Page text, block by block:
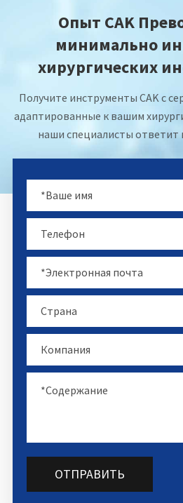
Опыт CAK
минимально
хирургических
Получите инструменты CAK с
адаптированные к вашим
наши специалисты ответит
ОТПРАВИТЬ